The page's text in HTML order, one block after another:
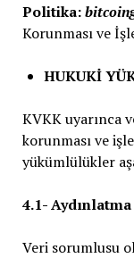
Politika:
Korunması ve
HUKUKİ
KVKK uyarınca
korunması ve
yükümlülükler
4.1-
Veri sorumlusu